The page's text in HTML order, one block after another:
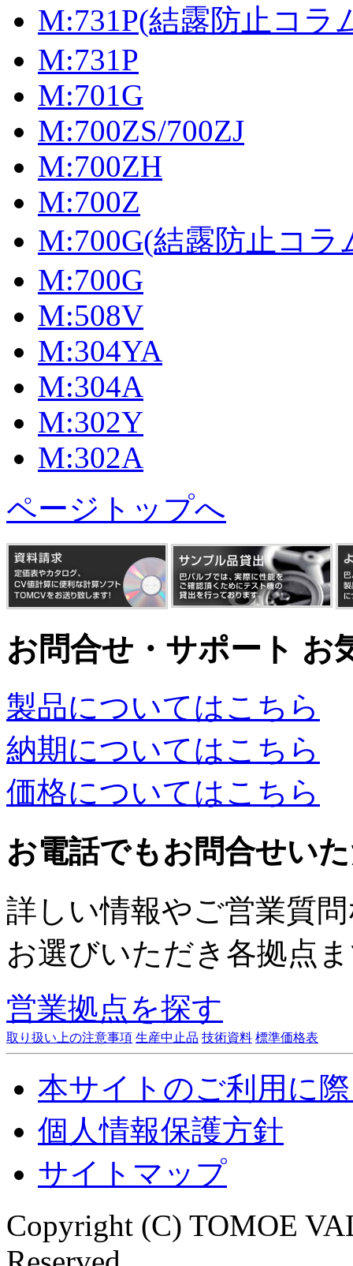
M:731P(結露防止コラ
M:731P
M:701G
M:700ZS/700ZJ
M:700ZH
M:700Z
M:700G(結露防止コラ
M:700G
M:508V
M:304YA
M:304A
M:302Y
M:302A
ページトップへ
お問合せ・サポート お
製品についてはこちら
納期についてはこちら
価格についてはこちら
お電話でもお問合せい
詳しい情報やご営業質
お選びいただき各拠点
営業拠点を探す
取り扱い上の注意事項 生産中止品 技術資料 標準価格表
本サイトのご利用に
個人情報保護方針
サイトマップ
Copyright (C) TOMOE